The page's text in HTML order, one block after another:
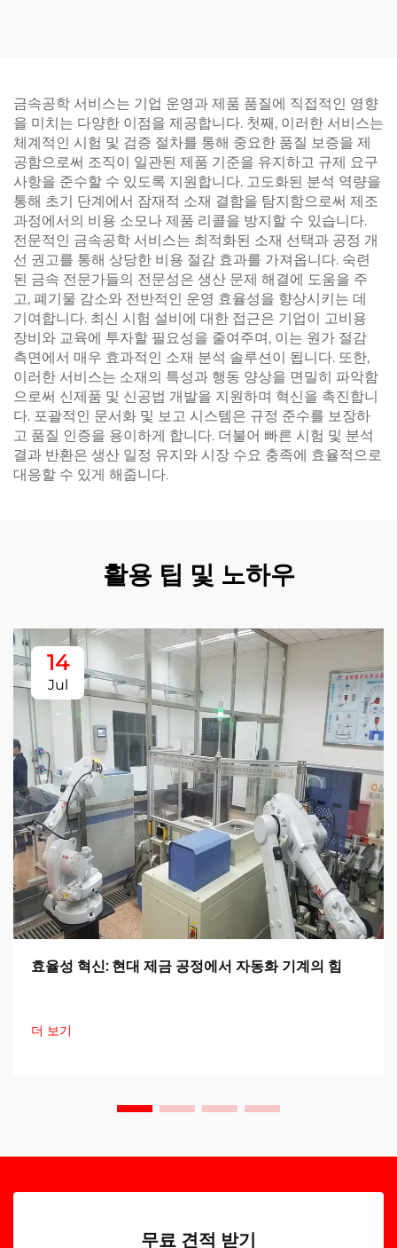
금속공학 서비스는 기업 운영과 제품 품질에 직접적인 영향
을 미치는 다양한 이점을 제공합니다. 첫째, 이러한 서비스는
체계적인 시험 및 검증 절차를 통해 중요한 품질 보증을 제
공함으로써 조직이 일관된 제품 기준을 유지하고 규제 요구
사항을 준수할 수 있도록 지원합니다. 고도화된 분석 역량을
통해 초기 단계에서 잠재적 소재 결함을 탐지함으로써 제조
과정에서의 비용 소모나 제품 리콜을 방지할 수 있습니다.
전문적인 금속공학 서비스는 최적화된 소재 선택과 공정 개
선 권고를 통해 상당한 비용 절감 효과를 가져옵니다. 숙련
된 금속 전문가들의 전문성은 생산 문제 해결에 도움을 주
고, 폐기물 감소와 전반적인 운영 효율성을 향상시키는 데
기여합니다. 최신 시험 설비에 대한 접근은 기업이 고비용
장비와 교육에 투자할 필요성을 줄여주며, 이는 원가 절감
측면에서 매우 효과적인 소재 분석 솔루션이 됩니다. 또한,
이러한 서비스는 소재의 특성과 행동 양상을 면밀히 파악함
으로써 신제품 및 신공법 개발을 지원하며 혁신을 촉진합니
다. 포괄적인 문서화 및 보고 시스템은 규정 준수를 보장하
고 품질 인증을 용이하게 합니다. 더불어 빠른 시험 및 분석
결과 반환은 생산 일정 유지와 시장 수요 충족에 효율적으로
대응할 수 있게 해줍니다.
활용 팁 및 노하우
14
Jul
효율성 혁신: 현대 제금 공정에서 자동화 기계의 힘
더 보기
무료 견적 받기